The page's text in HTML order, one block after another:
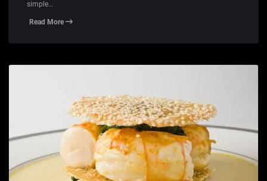
simple…
Read More